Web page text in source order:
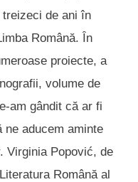
de ani în
Română. În
proiecte, a
volume de
am gândit că ar fi
aducem aminte
Virginia Popović, de
Română al